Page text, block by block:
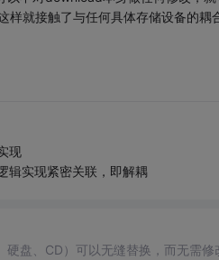
样就接触了与任何具体存储设备的耦
现
辑实现紧密关联，即解耦
硬盘、CD）可以无缝替换，而无需修